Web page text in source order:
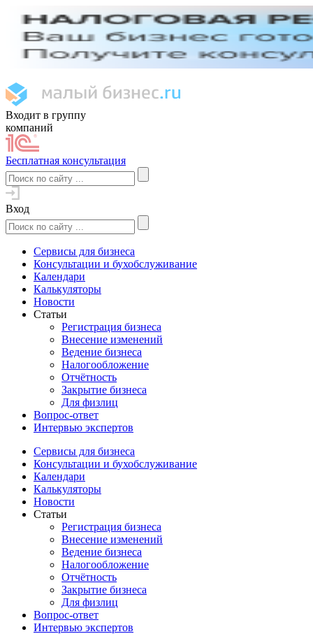
Входит в группу
компаний
Бесплатная консультация
Вход
Сервисы для бизнеса
Консультации и бухобслуживание
Календари
Калькуляторы
Новости
Статьи
Регистрация бизнеса
Внесение изменений
Ведение бизнеса
Налогообложение
Отчётность
Закрытие бизнеса
Для физлиц
Вопрос-ответ
Интервью экспертов
Сервисы для бизнеса
Консультации и бухобслуживание
Календари
Калькуляторы
Новости
Статьи
Регистрация бизнеса
Внесение изменений
Ведение бизнеса
Налогообложение
Отчётность
Закрытие бизнеса
Для физлиц
Вопрос-ответ
Интервью экспертов